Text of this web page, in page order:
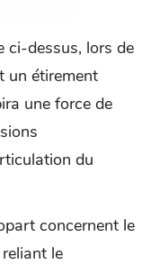
ci-dessus, lors de
un étirement
une force de
du
concernent le
le